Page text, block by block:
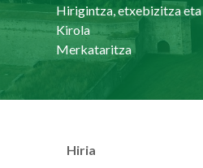
Kirola
Merkataritza
Hiria